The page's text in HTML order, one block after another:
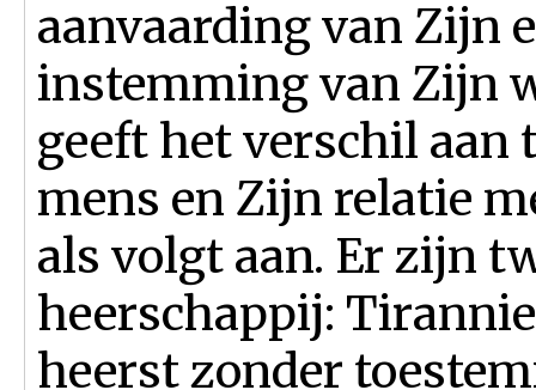
aanvaarding van Zijn
instemming van Zijn
geeft het verschil aan
mens en Zijn relatie
als volgt aan. Er zijn
heerschappij:
heerst zonder